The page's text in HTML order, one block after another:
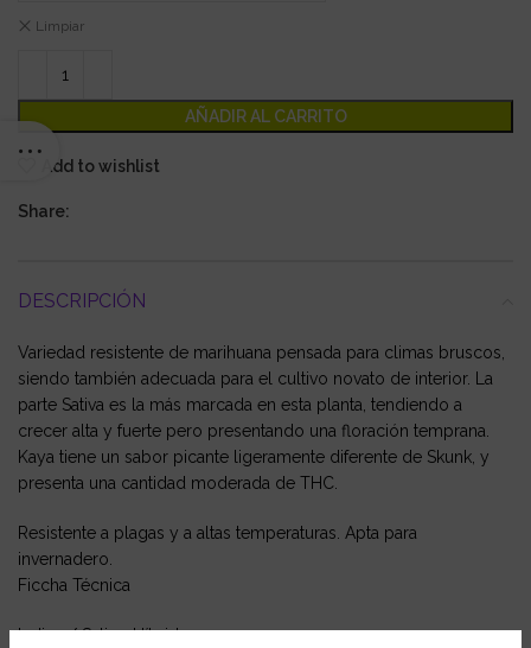
Limpiar
AÑADIR AL CARRITO
Add to wishlist
Share:
DESCRIPCIÓN
Variedad resistente de marihuana pensada para climas bruscos,
siendo también adecuada para el cultivo novato de interior. La
parte Sativa es la más marcada en esta planta, tendiendo a
crecer alta y fuerte pero presentando una floración temprana.
Kaya tiene un sabor picante ligeramente diferente de Skunk, y
presenta una cantidad moderada de THC.
Resistente a plagas y a altas temperaturas. Apta para
invernadero.
Ficcha Técnica
Indica / Sativa: Híbrido